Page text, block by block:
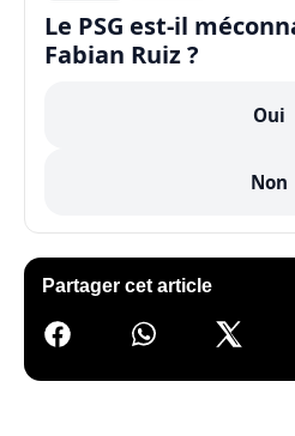
Le PSG est-il
Fabian Ruiz ?
Oui
Non
Partager cet article